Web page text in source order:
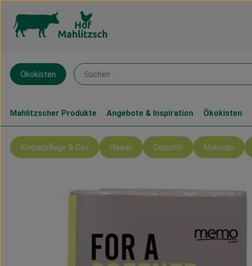
Ökokisten
Mahlitzscher Produkte Angebote & Inspiration Ökokisten
Körperpflege & Co. Haare Gesicht Makeup